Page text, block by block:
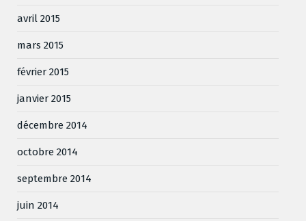
avril 2015
mars 2015
février 2015
janvier 2015
décembre 2014
octobre 2014
septembre 2014
juin 2014